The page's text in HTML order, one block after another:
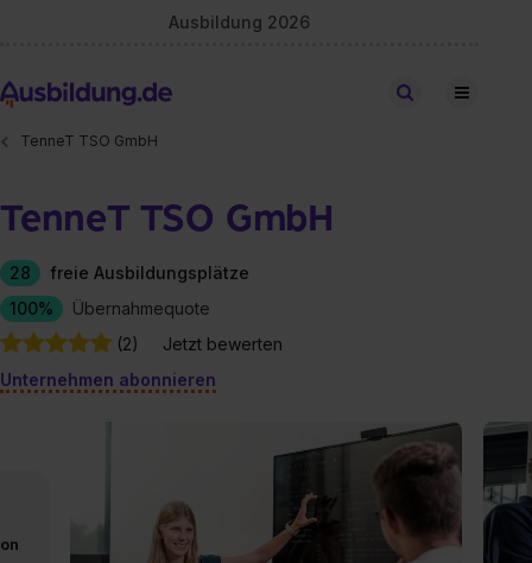
Ausbildung 2026
Stellen finden
TenneT TSO GmbH
TenneT TSO GmbH
28
freie Ausbildungsplätze
100%
Übernahmequote
(2)
Jetzt bewerten
Unternehmen abonnieren